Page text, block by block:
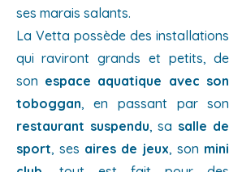
ses marais salants.
La Vetta possède des installations
qui raviront grands et petits, de
son espace aquatique avec son
toboggan, en passant par son
restaurant suspendu, sa salle de
sport, ses aires de jeux, son mini